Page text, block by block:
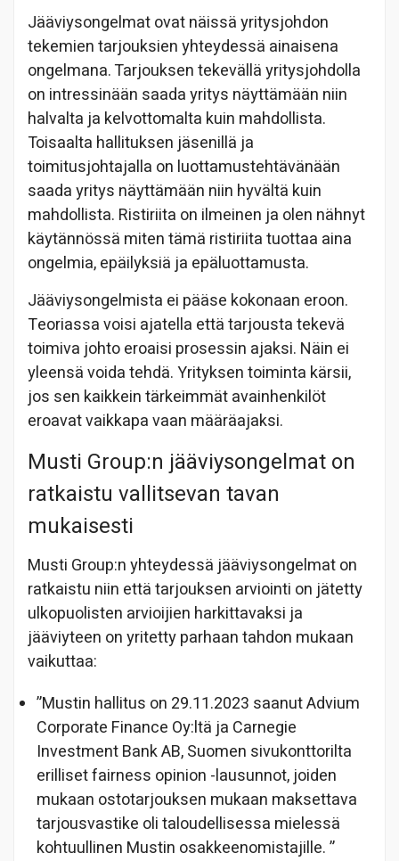
Jääviysongelmat ovat näissä yritysjohdon
tekemien tarjouksien yhteydessä ainaisena
ongelmana. Tarjouksen tekevällä yritysjohdolla
on intressinään saada yritys näyttämään niin
halvalta ja kelvottomalta kuin mahdollista.
Toisaalta hallituksen jäsenillä ja
toimitusjohtajalla on luottamustehtävänään
saada yritys näyttämään niin hyvältä kuin
mahdollista. Ristiriita on ilmeinen ja olen nähnyt
käytännössä miten tämä ristiriita tuottaa aina
ongelmia, epäilyksiä ja epäluottamusta.
Jääviysongelmista ei pääse kokonaan eroon.
Teoriassa voisi ajatella että tarjousta tekevä
toimiva johto eroaisi prosessin ajaksi. Näin ei
yleensä voida tehdä. Yrityksen toiminta kärsii,
jos sen kaikkein tärkeimmät avainhenkilöt
eroavat vaikkapa vaan määräajaksi.
Musti Group:n jääviysongelmat on
ratkaistu vallitsevan tavan
mukaisesti
Musti Group:n yhteydessä jääviysongelmat on
ratkaistu niin että tarjouksen arviointi on jätetty
ulkopuolisten arvioijien harkittavaksi ja
jääviyteen on yritetty parhaan tahdon mukaan
vaikuttaa:
”Mustin hallitus on 29.11.2023 saanut Advium
Corporate Finance Oy:ltä ja Carnegie
Investment Bank AB, Suomen sivukonttorilta
erilliset fairness opinion -lausunnot, joiden
mukaan ostotarjouksen mukaan maksettava
tarjousvastike oli taloudellisessa mielessä
kohtuullinen Mustin osakkeenomistajille. ”